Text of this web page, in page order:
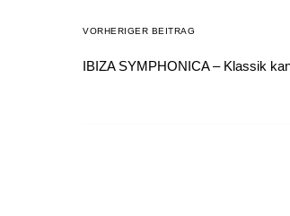
VORHERIGER BEITRAG
IBIZA SYMPHONICA – Klassik